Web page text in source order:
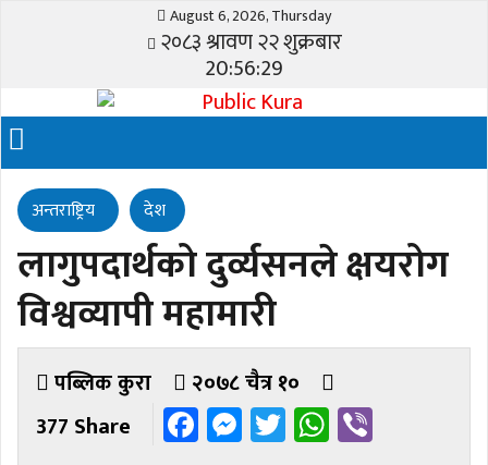
August 6, 2026, Thursday
२०८३ श्रावण २२ शुक्रबार
20:56:29
अन्तराष्ट्रिय देश
लागुपदार्थको दुर्व्यसनले क्षयरोग
विश्वव्यापी महामारी
पब्लिक कुरा
२०७८ चैत्र १०
377 Share
Facebook
Messenger
TwitterWhatsApp